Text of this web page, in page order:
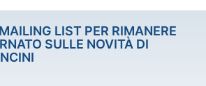
LIST PER RIMANERE
SULLE NOVITÀ DI